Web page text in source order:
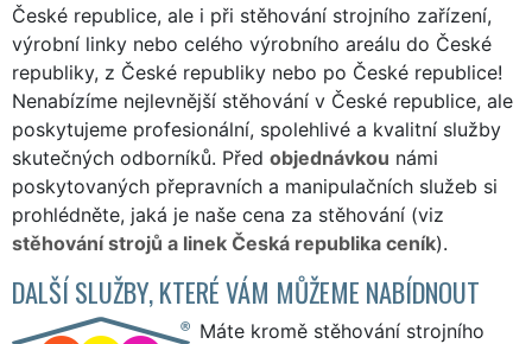
České republice, ale i při stěhování strojního zařízení,
výrobní linky nebo celého výrobního areálu do České
republiky, z České republiky nebo po České republice!
Nenabízíme nejlevnější stěhování v České republice, ale
poskytujeme profesionální, spolehlivé a kvalitní služby
skutečných odborníků. Před objednávkou námi
poskytovaných přepravních a manipulačních služeb si
prohlédněte, jaká je naše cena za stěhování (viz
stěhování strojů a linek Česká republika ceník).
DALŠÍ SLUŽBY, KTERÉ VÁM MŮŽEME NABÍDNOUT
Máte kromě stěhování strojního